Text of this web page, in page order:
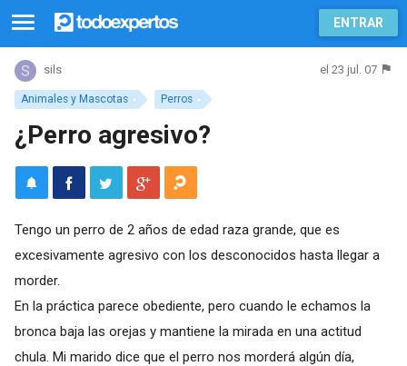
ENTRAR
Animales y Mascotas Perros
sils el 23 jul. 07
¿Perro agresivo?
Tengo un perro de 2 años de edad raza grande, que es
excesivamente agresivo con los desconocidos hasta llegar a
morder.
En la práctica parece obediente, pero cuando le echamos la
bronca baja las orejas y mantiene la mirada en una actitud
chula. Mi marido dice que el perro nos morderá algún día,